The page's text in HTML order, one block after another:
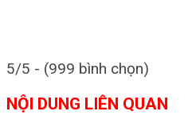
5/5 - (999 bình chọn)
NỘI DUNG LIÊN QUAN